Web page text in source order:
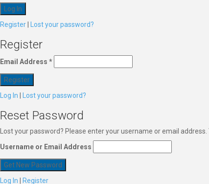
Register Lost your password?
Register
Email Address *
Log In Lost your password?
Reset Password
Lost your password? Please enter your username or email
Username or Email Address
Log In Register